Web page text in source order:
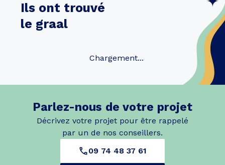
Ils ont trouvé
le graal
Chargement...
Parlez-nous de votre projet
Décrivez votre projet pour être rappelé
par un de nos conseillers.
09 74 48 37 61